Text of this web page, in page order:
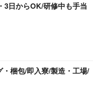
3日からOK/研修中も手当
・梱包/即入寮/製造・工場/